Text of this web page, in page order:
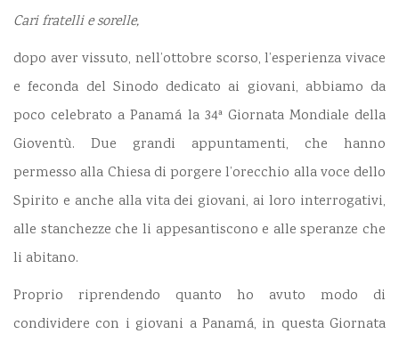
Cari fratelli e sorelle,
dopo aver vissuto, nell’ottobre scorso, l’esperienza vivace
e feconda del Sinodo dedicato ai giovani, abbiamo da
poco celebrato a Panamá la 34ª Giornata Mondiale della
Gioventù. Due grandi appuntamenti, che hanno
permesso alla Chiesa di porgere l’orecchio alla voce dello
Spirito e anche alla vita dei giovani, ai loro interrogativi,
alle stanchezze che li appesantiscono e alle speranze che
li abitano.
Proprio riprendendo quanto ho avuto modo di
condividere con i giovani a Panamá, in questa Giornata